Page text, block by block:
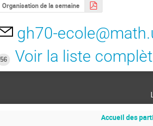
Organisation de la semaine
gh70-
56
Voir la liste
Accueil des